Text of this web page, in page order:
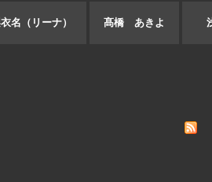
名（リーナ） 髙橋 あきよ